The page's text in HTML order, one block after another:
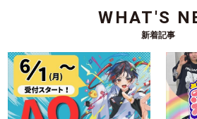
WHAT'S
新着記事